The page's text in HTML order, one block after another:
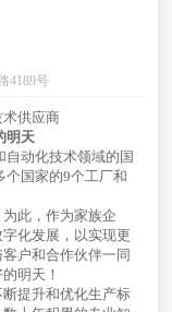
4189号
术供应商
明天
自动化技术领域的国
个国家的9个工厂和
此，作为家族企
化发展，以实现更
户和合作伙伴一同
明天！
提升和优化生产标